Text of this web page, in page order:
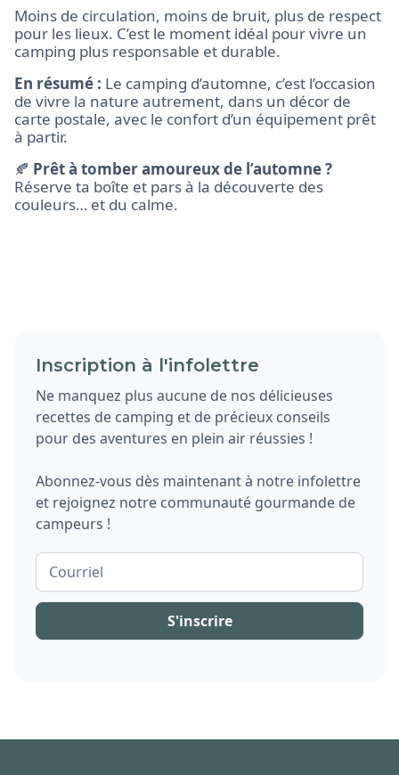
Moins de circulation, moins de bruit, plus de respect
pour les lieux. C’est le moment idéal pour vivre un
camping plus responsable et durable.
En résumé : Le camping d’automne, c’est l’occasion
de vivre la nature autrement, dans un décor de
carte postale, avec le confort d’un équipement prêt
à partir.
🍂 Prêt à tomber amoureux de l’automne ?
Réserve ta boîte et pars à la découverte des
couleurs… et du calme.
Inscription à l'infolettre
Ne manquez plus aucune de nos délicieuses
recettes de camping et de précieux conseils
pour des aventures en plein air réussies !
Abonnez-vous dès maintenant à notre infolettre
et rejoignez notre communauté gourmande de
campeurs !